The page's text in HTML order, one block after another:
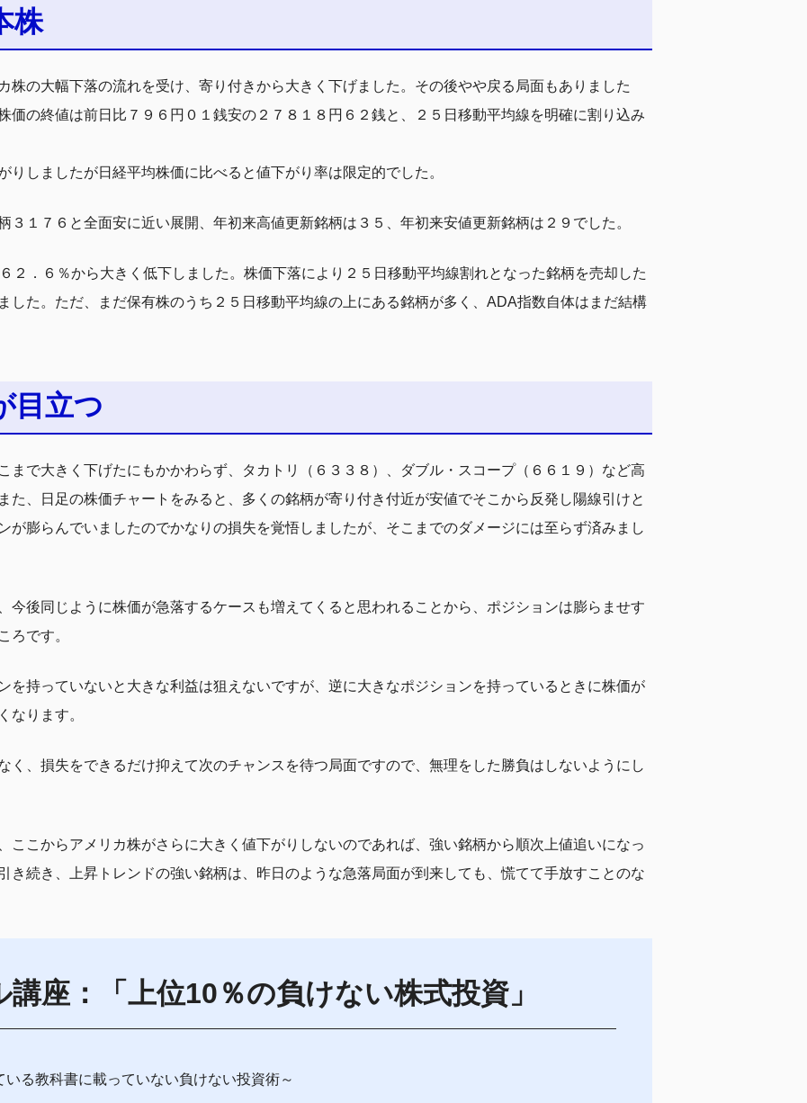
株
株の大幅下落の流れを受け、寄り付きから大きく下げました。その後やや戻る局面もありました
価の終値は前日比７９６円０１銭安の２７８１８円６２銭と、２５日移動平均線を明確に割り込み
りしましたが日経平均株価に比べると値下がり率は限定的でした。
３１７６と全面安に近い展開、年初来高値更新銘柄は３５、年初来安値更新銘柄は２９でした。
２．６％から大きく低下しました。株価下落により２５日移動平均線割れとなった銘柄を売却した
した。ただ、まだ保有株のうち２５日移動平均線の上にある銘柄が多く、ADA指数自体はまだ結構
目立つ
まで大きく下げたにもかかわらず、タカトリ（６３３８）、ダブル・スコープ（６６１９）など高
た、日足の株価チャートをみると、多くの銘柄が寄り付き付近が安値でそこから反発し陽線引けと
が膨らんでいましたのでかなりの損失を覚悟しましたが、そこまでのダメージには至らず済みまし
今後同じように株価が急落するケースも増えてくると思われることから、ポジションは膨らませす
ろです。
を持っていないと大きな利益は狙えないですが、逆に大きなポジションを持っているときに株価が
なります。
く、損失をできるだけ抑えて次のチャンスを待つ局面ですので、無理をした勝負はしないようにし
ここからアメリカ株がさらに大きく値下がりしないのであれば、強い銘柄から順次上値追いになっ
き続き、上昇トレンドの強い銘柄は、昨日のような急落局面が到来しても、慌てて手放すことのな
座：「上位10％の負けない株式投資」
る教科書に載っていない負けない投資術～